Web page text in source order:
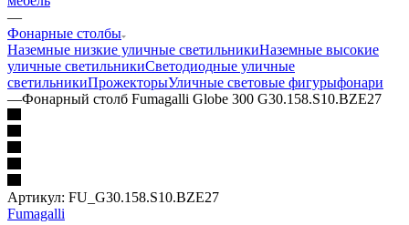
—
Фонарные столбы
Наземные низкие уличные светильникиНаземные высокие
уличные светильникиСветодиодные уличные
светильникиПрожекторыУличные световые фигурыфонари
—Фонарный столб Fumagalli Globe 300 G30.158.S10.BZE27
Артикул: FU_G30.158.S10.BZE27
Fumagalli